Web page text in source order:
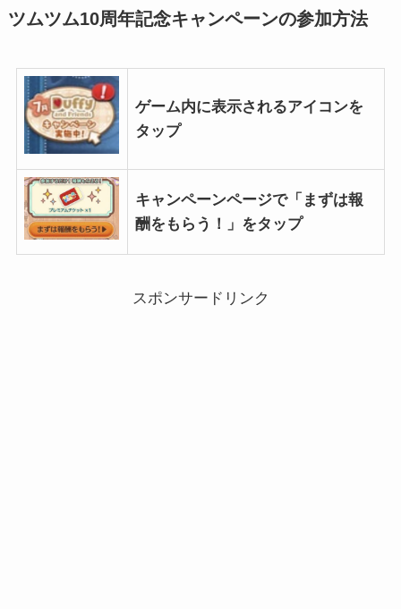
ツムツム10周年記念キャンペーンの参加方法
ゲーム内に表示されるアイコンを
タップ
キャンペーンページで「まずは報
酬をもらう！」をタップ
スポンサードリンク